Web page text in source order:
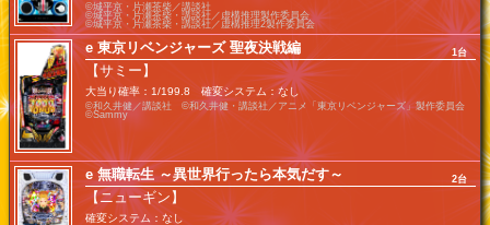
©城平京・片瀬茶柴／講談社
©城平京・片瀬茶柴・講談社／虚構推理製作委員会
©城平京・片瀬茶柴・講談社／虚構推理2製作委員会
1台
e 東京リベンジャーズ 聖夜決戦編
【サミー】
大当り確率：1/199.8 確変システム：なし
©和久井健／講談社 ©和久井健・講談社／アニメ「東京リベンジャーズ」製作委員会
©Sammy
2台
e 無職転生 ～異世界行ったら本気だす～
【ニューギン】
確変システム：なし